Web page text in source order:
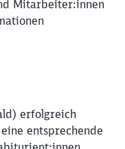
Mitarbeiter:innen
erfolgreich
entsprechende